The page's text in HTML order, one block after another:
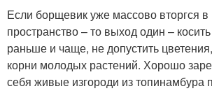
Если борщевик уже массово вторгся
пространство – то выход один –
раньше и чаще, не допустить
корни молодых растений. Хорошо
себя живые изгороди из топинамбура